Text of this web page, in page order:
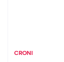
CRONI